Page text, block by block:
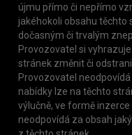
újmu přímo či nepřímo
jakéhokoli obsahu těchto
dočasným či trvalým
Provozovatel si
stránek změnit či
Provozovatel
nabídky lze na těchto
výlučně, ve formě
neodpovídá za obsah